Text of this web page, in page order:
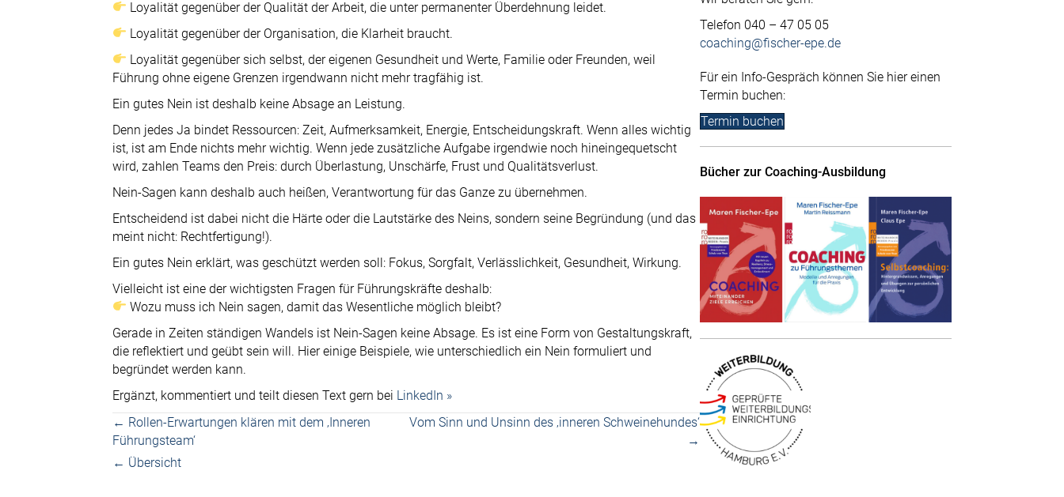
Loyalität gegenüber der Qualität der Arbeit, die unter permanenter Überdehnung leidet.
Loyalität gegenüber der Organisation, die Klarheit braucht.
Loyalität gegenüber sich selbst, der eigenen Gesundheit und Werte, Familie oder Freunden, weil
Führung ohne eigene Grenzen irgendwann nicht mehr tragfähig ist.
Ein gutes Nein ist deshalb keine Absage an Leistung.
Denn jedes Ja bindet Ressourcen: Zeit, Aufmerksamkeit, Energie, Entscheidungskraft. Wenn alles wichtig
ist, ist am Ende nichts mehr wichtig. Wenn jede zusätzliche Aufgabe irgendwie noch hineingequetscht
wird, zahlen Teams den Preis: durch Überlastung, Unschärfe, Frust und Qualitätsverlust.
Nein-Sagen kann deshalb auch heißen, Verantwortung für das Ganze zu übernehmen.
Entscheidend ist dabei nicht die Härte oder die Lautstärke des Neins, sondern seine Begründung (und das
meint nicht: Rechtfertigung!).
Ein gutes Nein erklärt, was geschützt werden soll: Fokus, Sorgfalt, Verlässlichkeit, Gesundheit, Wirkung.
Vielleicht ist eine der wichtigsten Fragen für Führungskräfte deshalb:
Wozu muss ich Nein sagen, damit das Wesentliche möglich bleibt?
Gerade in Zeiten ständigen Wandels ist Nein-Sagen keine Absage. Es ist eine Form von Gestaltungskraft,
die reflektiert und geübt sein will. Hier einige Beispiele, wie unterschiedlich ein Nein formuliert und
begründet werden kann.
Ergänzt, kommentiert und teilt diesen Text gern bei LinkedIn »
Posts
navigation
← Rollen-Erwartungen klären mit dem ‚Inneren
Führungsteam‘
Vom Sinn und Unsinn des ‚inneren Schweinehundes‘
→
← Übersicht
Telefon 040 – 47 05 05
coaching@fischer-epe.de
Für ein Info-Gespräch können Sie hier einen
Termin buchen:
Termin buchen
Bücher zur Coaching-Ausbildung